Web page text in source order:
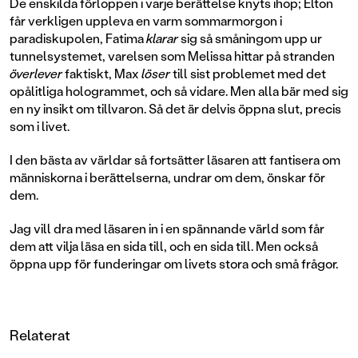
får verkligen uppleva en varm sommarmorgon i
paradiskupolen, Fatimaklararsig så småningom upp ur
tunnelsystemet, varelsen som Melissa hittar på stranden
överleverfaktiskt, Maxlösertill sist problemet med det
opålitliga hologrammet, och så vidare. Men alla bär med sig
en ny insikt om tillvaron. Så det är delvis öppna slut, precis
som i livet.
I den bästa av världar så fortsätter läsaren att fantisera om
människorna i berättelserna, undrar om dem, önskar för
dem.
Jag vill dra med läsaren in i en spännande värld som får
dem att vilja läsa en sida till, och en sida till. Men också
öppna upp för funderingar om livets stora och små frågor.
Relaterat